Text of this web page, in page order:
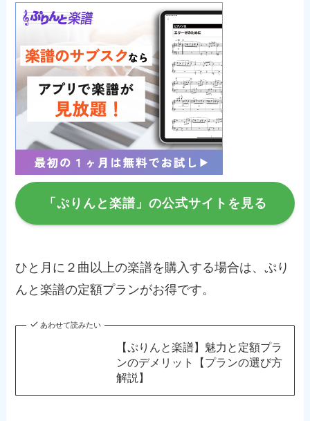
「ぷりんと楽譜」の公式サイトを見る
ひと月に２曲以上の楽譜を購入する場合は、ぷり
んと楽譜の定額プランがお得です。
あわせて読みたい
【ぷりんと楽譜】魅力と定額プラ
ンのデメリット【プランの選び方
解説】